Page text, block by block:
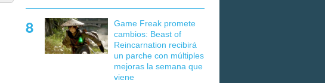
Game Freak promete
cambios: Beast of
Reincarnation recibirá
un parche con múltiples
mejoras la semana que
viene